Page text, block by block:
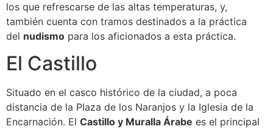
los que refrescarse de las altas temperaturas, y,
también cuenta con tramos destinados a la práctica
del nudismo para los aficionados a esta práctica.
El Castillo
Situado en el casco histórico de la ciudad, a poca
distancia de la Plaza de los Naranjos y la Iglesia de la
Encarnación. El Castillo y Muralla Árabe es el principal